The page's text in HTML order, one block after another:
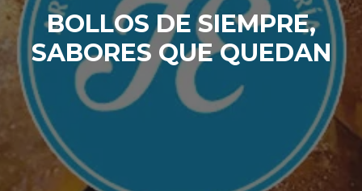
BOLLOS DE SIEMPRE,
SABORES QUE QUEDAN